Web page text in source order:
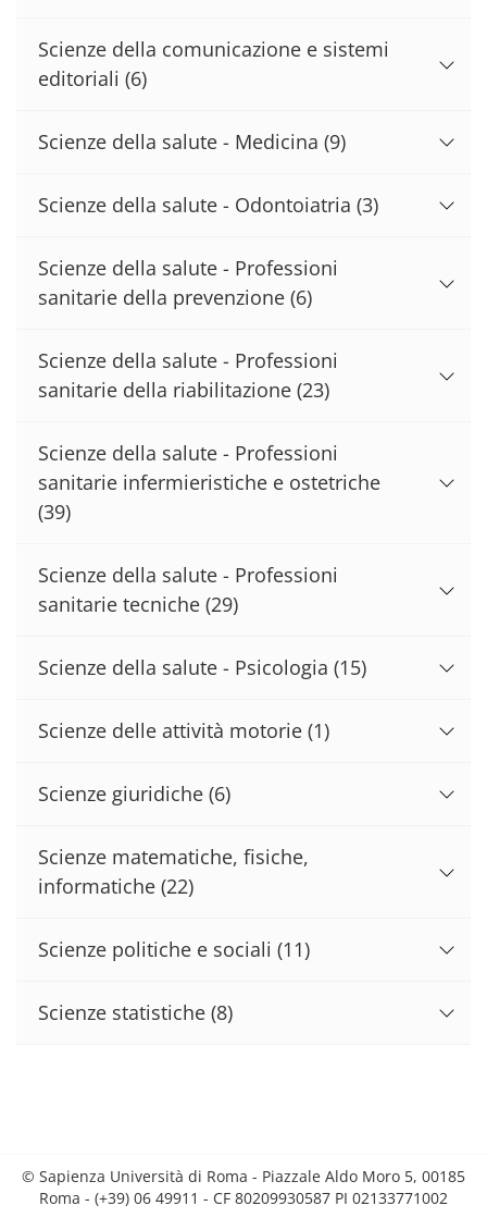
Scienze della comunicazione e sistemi
editoriali (6)
Scienze della salute - Medicina (9)
Scienze della salute - Odontoiatria (3)
Scienze della salute - Professioni
sanitarie della prevenzione (6)
Scienze della salute - Professioni
sanitarie della riabilitazione (23)
Scienze della salute - Professioni
sanitarie infermieristiche e ostetriche
(39)
Scienze della salute - Professioni
sanitarie tecniche (29)
Scienze della salute - Psicologia (15)
Scienze delle attività motorie (1)
Scienze giuridiche (6)
Scienze matematiche, fisiche,
informatiche (22)
Scienze politiche e sociali (11)
Scienze statistiche (8)
© Sapienza Università di Roma - Piazzale Aldo Moro 5, 00185
Roma - (+39) 06 49911 - CF 80209930587 PI 02133771002